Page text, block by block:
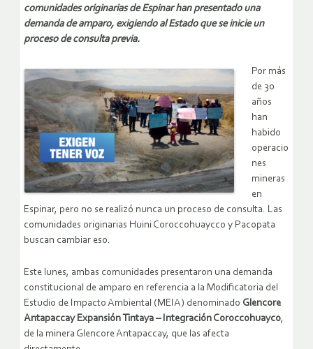
comunidades originarias de Espinar han presentado una
demanda de amparo, exigiendo al Estado que se inicie un
proceso de consulta previa.
Por más
de 30
años
han
habido
operacio
nes
mineras
en
Espinar, pero no se realizó nunca un proceso de consulta. Las
comunidades originarias Huini Coroccohuaycco y Pacopata
buscan cambiar eso.
Este lunes, ambas comunidades presentaron una demanda
constitucional de amparo en referencia a la Modificatoria del
Estudio de Impacto Ambiental (MEIA) denominado Glencore
Antapaccay Expansión Tintaya – Integración Coroccohuayco,
de la minera Glencore Antapaccay, que las afecta